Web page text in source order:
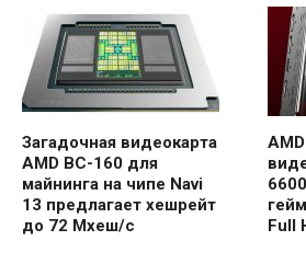
Загадочная видеокарта
AMD BC-160 для
майнинга на чипе Navi
13 предлагает хешрейт
до 72 Мхеш/с
Full